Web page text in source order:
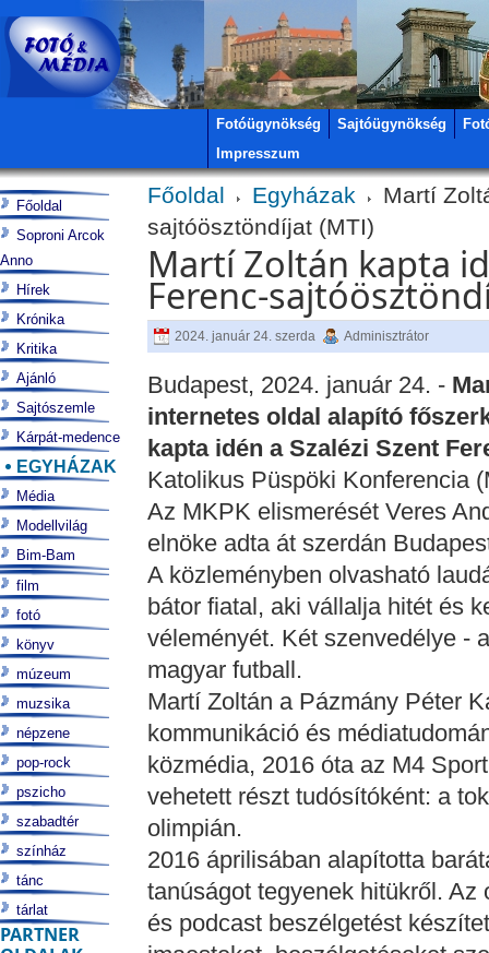
Fotóügynökség Sajtóügynökség
Impresszum
Főoldal Egyházak
Martí
sajtóösztöndíjat (MTI)
Martí Zoltán kapta
Ferenc-
2024. január 24. szerda Adminisztrátor
Budapest, 2024. január 24. -
internetes oldal alapító
kapta idén a Szalézi Szent
Katolikus Püspöki Konferencia
Az MKPK elismerését Veres
elnöke adta át szerdán
A közleményben olvasható
bátor fiatal, aki vállalja hitét és
véleményét. Két szenvedélye -
magyar futball.
Martí Zoltán a Pázmány Péter
kommunikáció és
közmédia, 2016 óta az M4
vehetett részt tudósítóként: a
olimpián.
2016 áprilisában alapította
tanúságot tegyenek hitükről.
és podcast beszélgetést
Főoldal
Soproni Arcok
Anno
Hírek
Krónika
Kritika
Ajánló
Sajtószemle
Kárpát-medence
EGYHÁZAK
Média
Modellvilág
Bim-Bam
film
fotó
könyv
múzeum
muzsika
népzene
pop-rock
pszicho
szabadtér
színház
tánc
tárlat
PARTNER